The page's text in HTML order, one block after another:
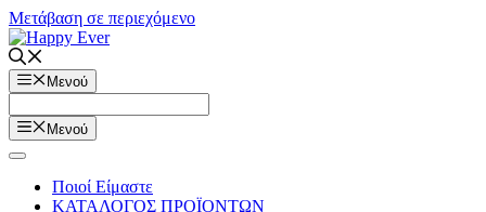
Μετάβαση σε περιεχόμενο
Μενού
Μενού
Ποιοί Είμαστε
ΚΑΤΑΛΟΓΟΣ ΠΡΟΪΟΝΤΩΝ